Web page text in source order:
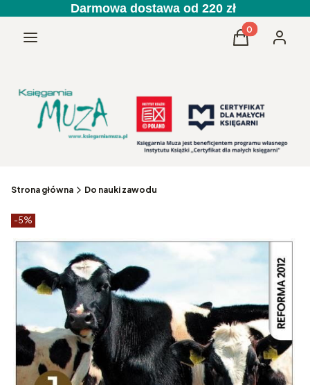
Darmowa dostawa od 220 zł
Menu Produkty w
Koszyk
Strona główna Do nauki zawodu
Etykiety produktu
-5%